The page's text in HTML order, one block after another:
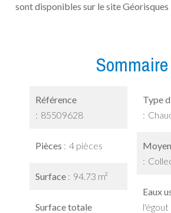
sont disponibles sur le site
Sommaire
Référence
85509628
Pièces 4 pièces
Surface 94.73 m²
Surface totale
Type
Eaux
l'égout